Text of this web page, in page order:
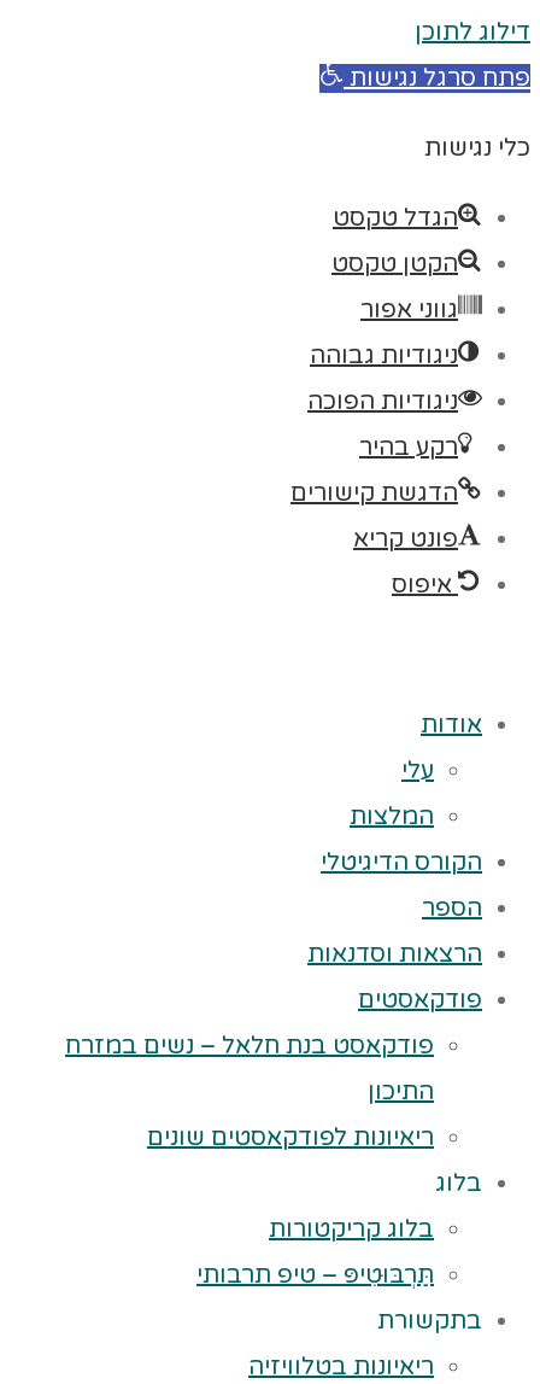
דילוג לתוכן
פתח סרגל נגישות
כלי נגישות
הגדל טקסט
הקטן טקסט
גווני אפור
ניגודיות גבוהה
ניגודיות הפוכה
רקע בהיר
הדגשת קישורים
פונט קריא
איפוס
אודות
עלי
המלצות
הקורס הדיגיטלי
הספר
הרצאות וסדנאות
פודקאסטים
פודקאסט בנת חלאל – נשים במזרח
התיכון
ריאיונות לפודקאסטים שונים
בלוג
בלוג קריקטורות
תַּרְבּוּטִיפּ – טיפ תרבותי
בתקשורת
ריאיונות בטלוויזיה